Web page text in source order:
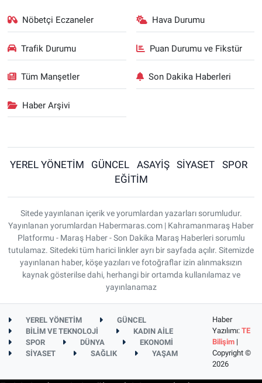
Nöbetçi Eczaneler Hava Durumu
Trafik Durumu Puan Durumu ve Fikstür
Tüm Manşetler Son Dakika Haberleri
Haber Arşivi
YEREL YÖNETİM GÜNCEL ASAYİŞ SİYASET
SPOR
EĞİTİM
Sitede yayınlanan içerik ve yorumlardan yazarları sorumludur.
Yayınlanan yorumlardan Habermaras.com | Kahramanmaraş Haber
Platformu - Maraş Haber - Son Dakika Maraş Haberleri sorumlu
tutulamaz. Sitedeki tüm harici linkler ayrı bir sayfada açılır. Sitemizde
yayınlanan haber, köşe yazıları ve fotoğraflar izin alınmaksızın
kaynak gösterilse dahi, herhangi bir ortamda kullanılamaz ve
yayınlanamaz
YEREL YÖNETİM
GÜNCEL
BİLİM VE TEKNOLOJİ
KADIN AİLE
SPOR
DÜNYA
EKONOMİ
SİYASET
SAĞLIK YAŞAM
Haber
Yazılımı: TE
Bilişim|
Copyright ©
2026